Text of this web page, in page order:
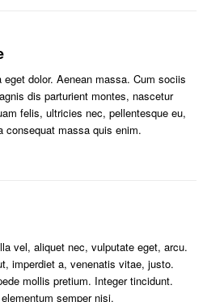
dolor. Aenean massa. Cum sociis
dis parturient montes, nascetur
felis, ultricies nec, pellentesque eu,
consequat massa quis enim.
vel, aliquet nec, vulputate eget, arcu.
imperdiet a, venenatis vitae, justo.
mollis pretium. Integer tincidunt.
semper nisi.